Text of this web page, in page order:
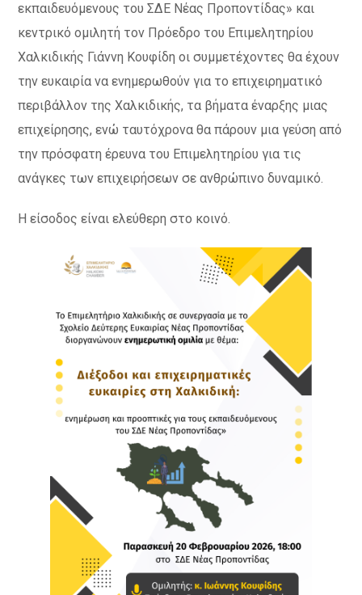
εκπαιδευόμενους του ΣΔΕ Νέας Προποντίδας» και
κεντρικό ομιλητή τον Πρόεδρο του Επιμελητηρίου
Χαλκιδικής Γιάννη Κουφίδη οι συμμετέχοντες θα έχουν
την ευκαιρία να ενημερωθούν για το επιχειρηματικό
περιβάλλον της Χαλκιδικής, τα βήματα έναρξης μιας
επιχείρησης, ενώ ταυτόχρονα θα πάρουν μια γεύση από
την πρόσφατη έρευνα του Επιμελητηρίου για τις
ανάγκες των επιχειρήσεων σε ανθρώπινο δυναμικό.
Η είσοδος είναι ελεύθερη στο κοινό.